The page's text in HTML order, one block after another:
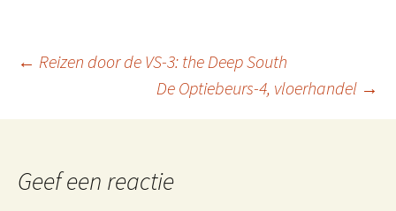
Berichtnavigatie
← Reizen door de VS-3: the Deep South
De Optiebeurs-4, vloerhandel →
Geef een reactie